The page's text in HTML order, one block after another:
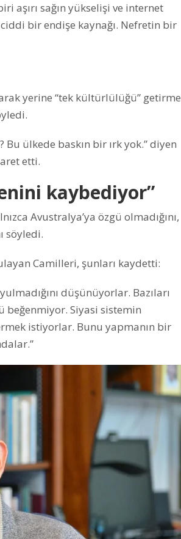
aşırı sağın yükselişi ve internet
bir endişe kaynağı. Nefretin bir
yerine “tek kültürlülüğü” getirme
ülkede baskın bir ırk yok.” diyen
etti.
kaybediyor”
Avustralya’ya özgü olmadığını,
söyledi.
Camilleri, şunları kaydetti:
düşünüyorlar. Bazıları
beğenmiyor. Siyasi sistemin
istiyorlar. Bunu yapmanın bir